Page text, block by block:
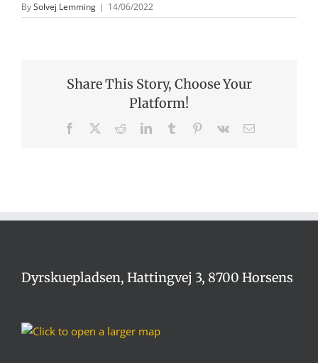
BySolvej Lemming | 14/06/2022
Share This Story, Choose Your
Platform!
Facebook RedditLinkedInTumblr Pinterest
Vk
E-
Dyrskuepladsen, Hattingvej 3, 8700 Horsens